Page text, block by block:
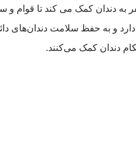
دندان کمک می کند تا قوام و
و به حفظ سلامت دندان‌های
دندان کمک می‌کنند.